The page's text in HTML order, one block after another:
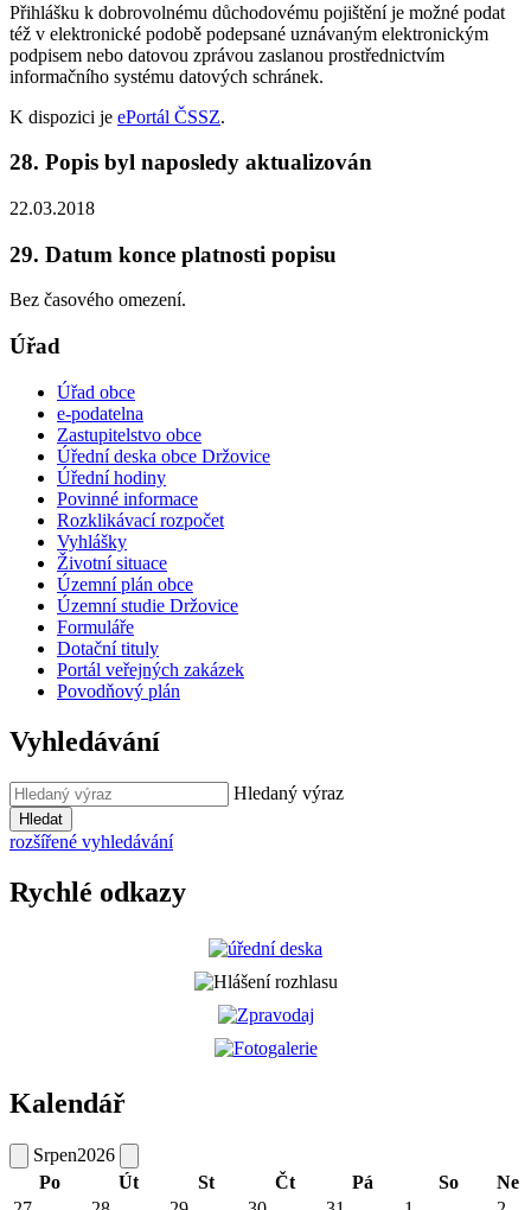
Přihlášku k dobrovolnému důchodovému pojištění je možné podat
též v elektronické podobě podepsané uznávaným elektronickým
podpisem nebo datovou zprávou zaslanou prostřednictvím
informačního systému datových schránek.
K dispozici je ePortál ČSSZ.
28. Popis byl naposledy aktualizován
22.03.2018
29. Datum konce platnosti popisu
Bez časového omezení.
Úřad
Úřad obce
e-podatelna
Zastupitelstvo obce
Úřední deska obce Držovice
Úřední hodiny
Povinné informace
Rozklikávací rozpočet
Vyhlášky
Životní situace
Územní plán obce
Územní studie Držovice
Formuláře
Dotační tituly
Portál veřejných zakázek
Povodňový plán
Vyhledávání
Hledaný výraz
Hledat
rozšířené vyhledávání
Rychlé odkazy
Kalendář
Srpen2026
Po
Út St Čt Pá So
Ne